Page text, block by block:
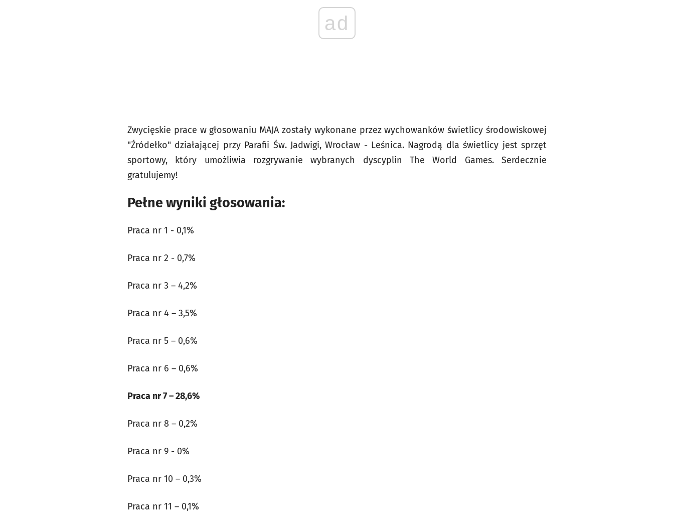
ad
Zwycięskie prace w głosowaniu MAJA zostały wykonane przez wychowanków świetlicy środowiskowej
"Źródełko" działającej przy Parafii Św. Jadwigi, Wrocław - Leśnica. Nagrodą dla świetlicy jest sprzęt
sportowy, który umożliwia rozgrywanie wybranych dyscyplin The World Games. Serdecznie
gratulujemy!
Pełne wyniki głosowania:
Praca nr 1 - 0,1%
Praca nr 2 - 0,7%
Praca nr 3 – 4,2%
Praca nr 4 – 3,5%
Praca nr 5 – 0,6%
Praca nr 6 – 0,6%
Praca nr 7 – 28,6%
Praca nr 8 – 0,2%
Praca nr 9 - 0%
Praca nr 10 – 0,3%
Praca nr 11 – 0,1%